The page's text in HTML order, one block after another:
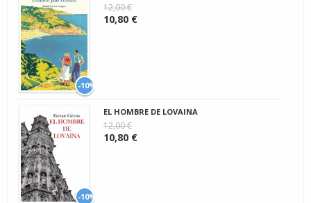
-10%
12,00 €
10,80 €
-10%
EL HOMBRE DE LOVAINA
12,00 €
10,80 €